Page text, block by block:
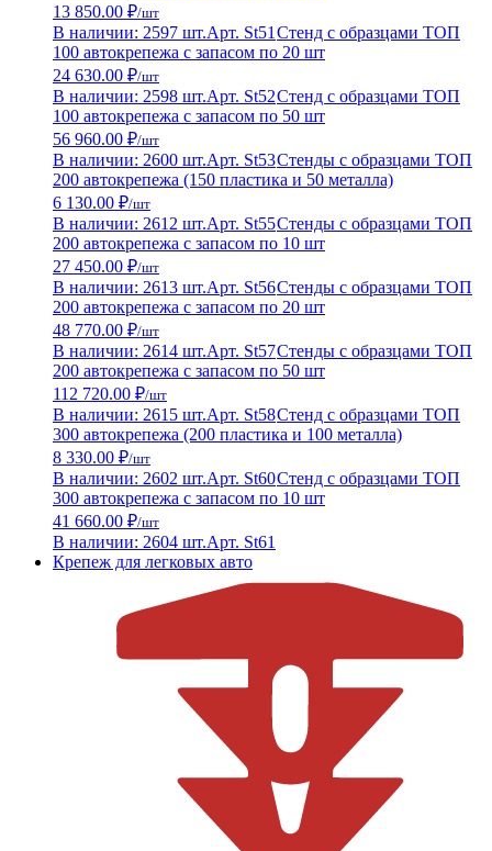
13 850.00 ₽/шт
В наличии: 2597 шт.Арт. St51 Стенд с образцами ТОП
100 автокрепежа с запасом по 20 шт
24 630.00 ₽/шт
В наличии: 2598 шт.Арт. St52Стенд с образцами ТОП
100 автокрепежа с запасом по 50 шт
56 960.00 ₽/шт
В наличии: 2600 шт.Арт. St53Стенды с образцами ТОП
200 автокрепежа (150 пластика и 50 металла)
6 130.00 ₽/шт
В наличии: 2612 шт.Арт. St55Стенды с образцами ТОП
200 автокрепежа с запасом по 10 шт
27 450.00 ₽/шт
В наличии: 2613 шт.Арт. St56Стенды с образцами ТОП
200 автокрепежа с запасом по 20 шт
48 770.00 ₽/шт
В наличии: 2614 шт.Арт. St57Стенды с образцами ТОП
200 автокрепежа с запасом по 50 шт
112 720.00 ₽/шт
В наличии: 2615 шт.Арт. St58Стенд с образцами ТОП
300 автокрепежа (200 пластика и 100 металла)
8 330.00 ₽/шт
В наличии: 2602 шт.Арт. St60Стенд с образцами ТОП
300 автокрепежа с запасом по 10 шт
41 660.00 ₽/шт
В наличии: 2604 шт.Арт. St61
Крепеж для легковых авто